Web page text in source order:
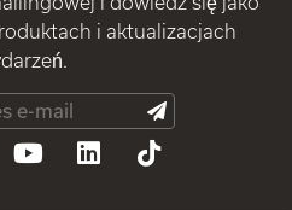
i aktualizacjach